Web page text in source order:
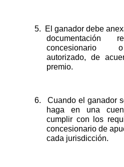
5.
El ganador debe
documentación
concesionario
autorizado, de
premio.
6.
Cuando el ganador
haga en una
cumplir con los
concesionario de
cada jurisdicción.